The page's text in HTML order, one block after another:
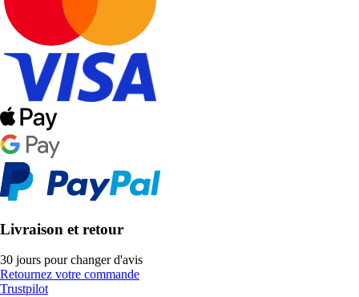
Livraison et retour
30 jours pour changer d'avis
Retournez votre commande
Trustpilot